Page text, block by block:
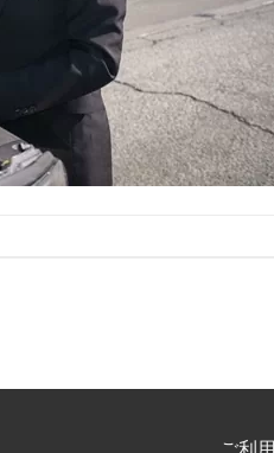
ご利